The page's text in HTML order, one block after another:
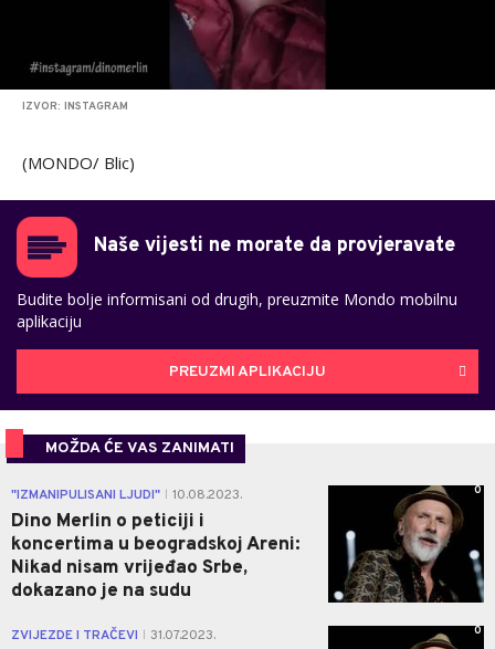
IZVOR: INSTAGRAM
(MONDO/ Blic)
Naše vijesti ne morate da provjeravate
Budite bolje informisani od drugih, preuzmite Mondo mobilnu
aplikaciju
PREUZMI APLIKACIJU
MOŽDA ĆE VAS ZANIMATI
"IZMANIPULISANI LJUDI" 10.08.2023.
Dino Merlin o peticiji i
koncertima u beogradskoj Areni:
Nikad nisam vrijeđao Srbe,
dokazano je na sudu
0
ZVIJEZDE I TRAČEVI 31.07.2023. 0